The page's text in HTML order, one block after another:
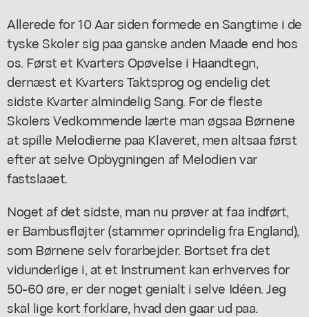
Allerede for 10 Aar siden formede en Sangtime i de
tyske Skoler sig paa ganske anden Maade end hos
os. Først et Kvarters Opøvelse i Haandtegn,
dernæst et Kvarters Taktsprog og endelig det
sidste Kvarter almindelig Sang. For de fleste
Skolers Vedkommende lærte man øgsaa Børnene
at spille Melodierne paa Klaveret, men altsaa først
efter at selve Opbygningen af Melodien var
fastslaaet.
Noget af det sidste, man nu prøver at faa indført,
er Bambusfløjter (stammer oprindelig fra England),
som Børnene selv forarbejder. Bortset fra det
vidunderlige i, at et Instrument kan erhverves for
50-60 øre, er der noget genialt i selve Idéen. Jeg
skal lige kort forklare, hvad den gaar ud paa.